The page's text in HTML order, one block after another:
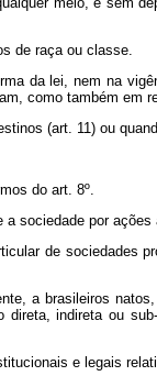
de raça ou classe.
lei, nem na
como também em
(art. 11) ou
do art. 8º.
sociedade por ações
de sociedades
brasileiros natos,
indireta ou
e legais